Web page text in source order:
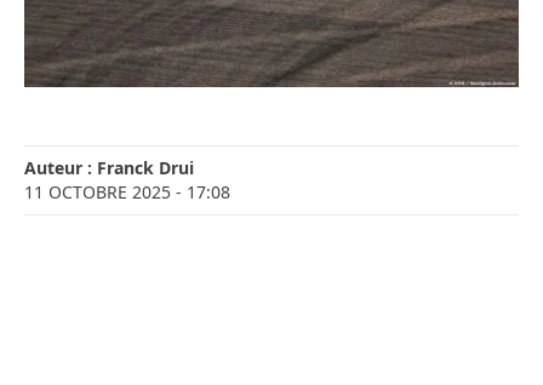
Auteur : Franck Drui
11 OCTOBRE 2025 - 17:08